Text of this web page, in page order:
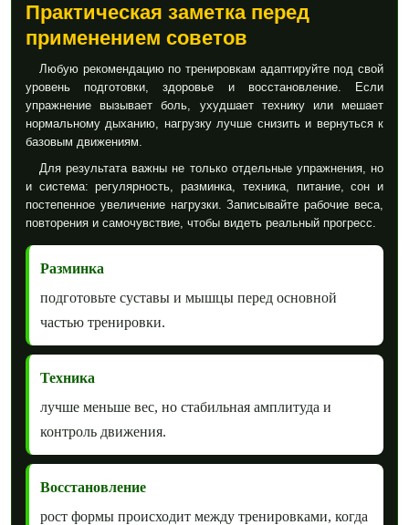
Практическая заметка перед
применением советов
Любую рекомендацию по тренировкам адаптируйте под свой
уровень подготовки, здоровье и восстановление. Если
упражнение вызывает боль, ухудшает технику или мешает
нормальному дыханию, нагрузку лучше снизить и вернуться к
базовым движениям.
Для результата важны не только отдельные упражнения, но
и система: регулярность, разминка, техника, питание, сон и
постепенное увеличение нагрузки. Записывайте рабочие веса,
повторения и самочувствие, чтобы видеть реальный прогресс.
Разминка
подготовьте суставы и мышцы перед основной
частью тренировки.
Техника
лучше меньше вес, но стабильная амплитуда и
контроль движения.
Восстановление
рост формы происходит между тренировками, когда